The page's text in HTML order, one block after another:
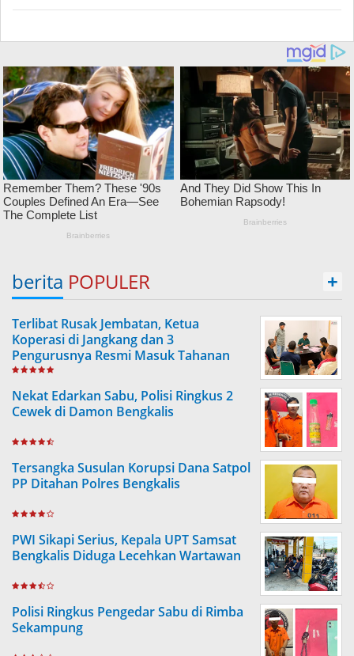
berita POPULER +
Terlibat Rusak Jembatan, Ketua
Koperasi di Jangkang dan 3
Pengurusnya Resmi Masuk Tahanan
Jaksa
Nekat Edarkan Sabu, Polisi Ringkus 2
Cewek di Damon Bengkalis
Tersangka Susulan Korupsi Dana Satpol
PP Ditahan Polres Bengkalis
PWI Sikapi Serius, Kepala UPT Samsat
Bengkalis Diduga Lecehkan Wartawan
Polisi Ringkus Pengedar Sabu di Rimba
Sekampung